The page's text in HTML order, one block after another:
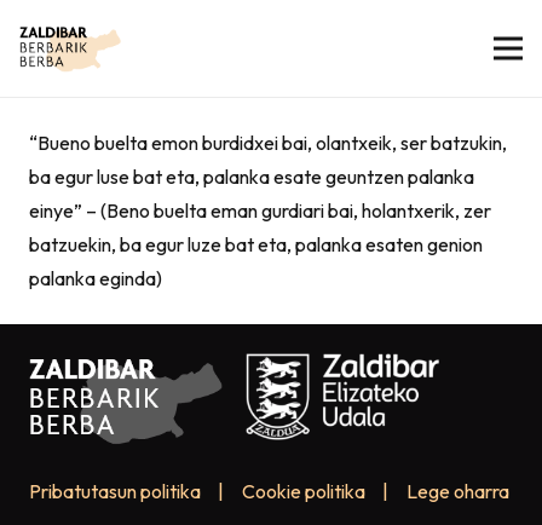
“Bueno buelta emon burdidxei bai, olantxeik, ser batzukin,
ba egur luse bat eta, palanka esate geuntzen palanka
einye” – (Beno buelta eman gurdiari bai, holantxerik, zer
batzuekin, ba egur luze bat eta, palanka esaten genion
palanka eginda)
Pribatutasun politika Cookie politika Lege oharra